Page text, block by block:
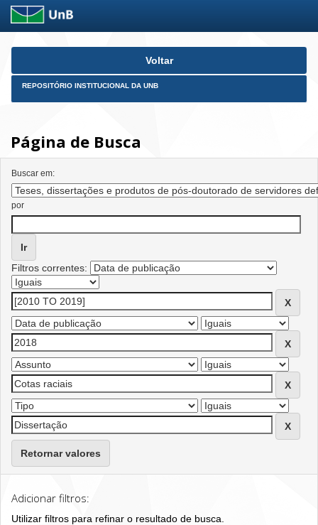
Skip
Voltar
REPOSITÓRIO INSTITUCIONAL DA UNB
Página de Busca
Buscar em:
por
Filtros correntes:
Retornar valores
Adicionar filtros:
Utilizar filtros para refinar o resultado de busca.